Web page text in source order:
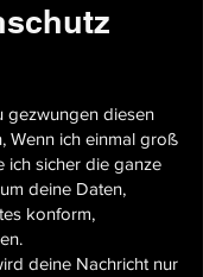
gezwungen diesen
Wenn ich einmal groß
ich sicher die ganze
deine Daten,
konform,
deine Nachricht nur